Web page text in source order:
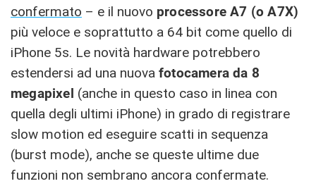
confermato – e il nuovo processore A7 (o A7X)
più veloce e soprattutto a 64 bit come quello di
iPhone 5s. Le novità hardware potrebbero
estendersi ad una nuova fotocamera da 8
megapixel (anche in questo caso in linea con
quella degli ultimi iPhone) in grado di registrare
slow motion ed eseguire scatti in sequenza
(burst mode), anche se queste ultime due
funzioni non sembrano ancora confermate.